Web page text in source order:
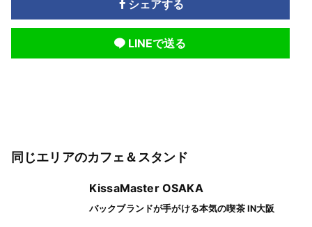
シェアする
LINEで送る
同じエリアのカフェ＆スタンド
KissaMaster OSAKA
バックブランドが手がける本気の喫茶 IN大阪